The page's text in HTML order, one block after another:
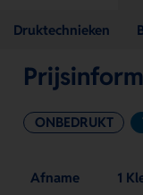
Druktechnieken
ONBEDRUKT
Afname 1